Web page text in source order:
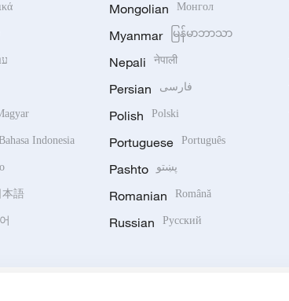
Indonesia
本語
Mongolian Монгол
Myanmar မြန်မာဘာသာ
Nepali नेपाली
Persian فارسی
Polish Polski
Portuguese Português
Pashto پښتو
Romanian Română
Russian Русский